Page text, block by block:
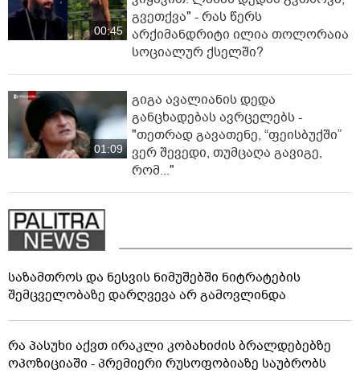
00:45
გვეთქვა" - რას წერს
არქიმანდრიტი ილია თოლორაია
სოციალურ ქსელში?
01:09
გიგა ავალიანის დედა
განცხადებას ავრცელებს -
"თეთრად გავათენე, “ფეისბუქში”
ვერ შევედი, თუმცაღა გავიგე,
რომ..."
საზამთროს და ნესვის ნიმუშებში ნიტრატების
შემცველობაზე დარღვევა არ გამოვლინდა
რა პასუხი აქვთ ირაკლი კობახიძის ბრალდებებზე
ოპოზიციაში - პრემიერი რუსოფობიაზე საუბრობს